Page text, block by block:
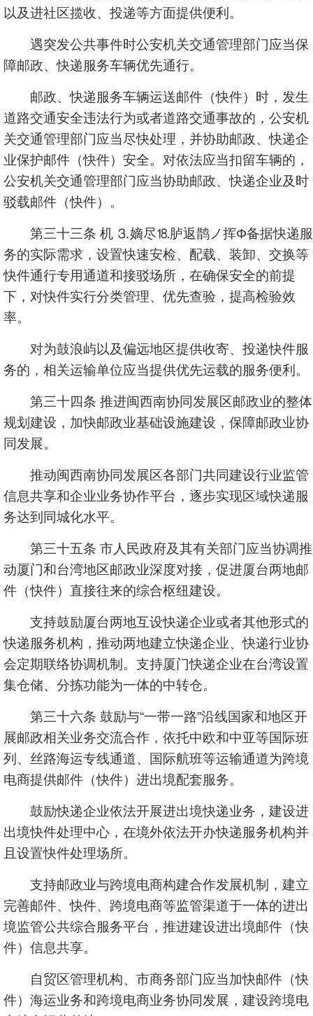
以及进社区揽收、投递等方面提供便利。
遇突发公共事件时公安机关交通管理部门应当保
障邮政、快递服务车辆优先通行。
邮政、快递服务车辆运送邮件（快件）时，发生
道路交通安全违法行为或者道路交通事故的，公安机
关交通管理部门应当尽快处理，并协助邮政、快递企
业保护邮件（快件）安全。对依法应当扣留车辆的，
公安机关交通管理部门应当协助邮政、快递企业及时
驳载邮件（快件）。
第三十三条 机 ⒊嫡尽⒙胪返鹊ノ挥Φ备据快递服
务的实际需求，设置快速安检、配载、装卸、交换等
快件通行专用通道和接驳场所，在确保安全的前提
下，对快件实行分类管理、优先查验，提高检验效
率。
对为鼓浪屿以及偏远地区提供收寄、投递快件服
务的，相关运输单位应当提供优先运载的服务便利。
第三十四条 推进闽西南协同发展区邮政业的整体
规划建设，加快邮政业基础设施建设，保障邮政业协
同发展。
推动闽西南协同发展区各部门共同建设行业监管
信息共享和企业业务协作平台，逐步实现区域快递服
务达到同城化水平。
第三十五条 市人民政府及其有关部门应当协调推
动厦门和台湾地区邮政业深度对接，促进厦台两地邮
件（快件）直接往来的综合枢纽建设。
支持鼓励厦台两地互设快递企业或者其他形式的
快递服务机构，推动两地建立快递企业、快递行业协
会定期联络协调机制。支持厦门快递企业在台湾设置
集仓储、分拣功能为一体的中转仓。
第三十六条 鼓励与“一带一路”沿线国家和地区开
展邮政相关业务交流合作，依托中欧和中亚等国际班
列、丝路海运专线通道、国际航班等运输通道为跨境
电商提供邮件（快件）进出境配套服务。
鼓励快递企业依法开展进出境快递业务，建设进
出境快件处理中心，在境外依法开办快递服务机构并
且设置快件处理场所。
支持邮政业与跨境电商构建合作发展机制，建立
完善邮件、快件、跨境电商等监管渠道于一体的进出
境监管公共综合服务平台，推进建设进出境邮件（快
件）信息共享。
自贸区管理机构、市商务部门应当加快邮件（快
件）海运业务和跨境电商业务协同发展，建设跨境电